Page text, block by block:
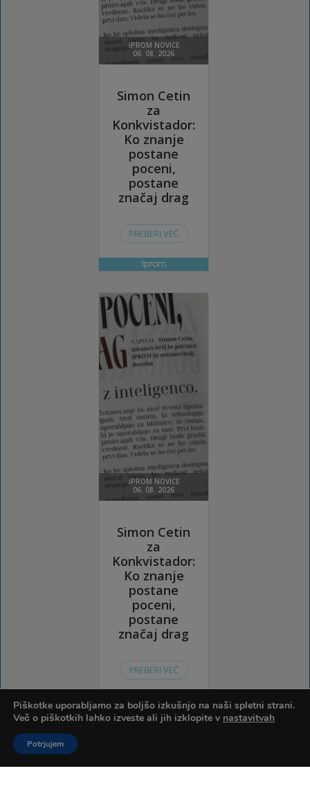
Piškotke uporabljamo za boljšo izkušnjo na naši spletni strani.
Več o piškotkih lahko izveste ali jih izklopite v nastavitvah
Potrjujem